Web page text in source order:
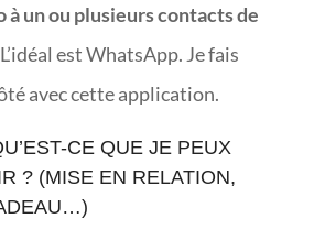
un ou plusieurs contacts de
est WhatsApp. Je fais
avec cette application.
CE QUE JE PEUX
? (MISE EN RELATION,